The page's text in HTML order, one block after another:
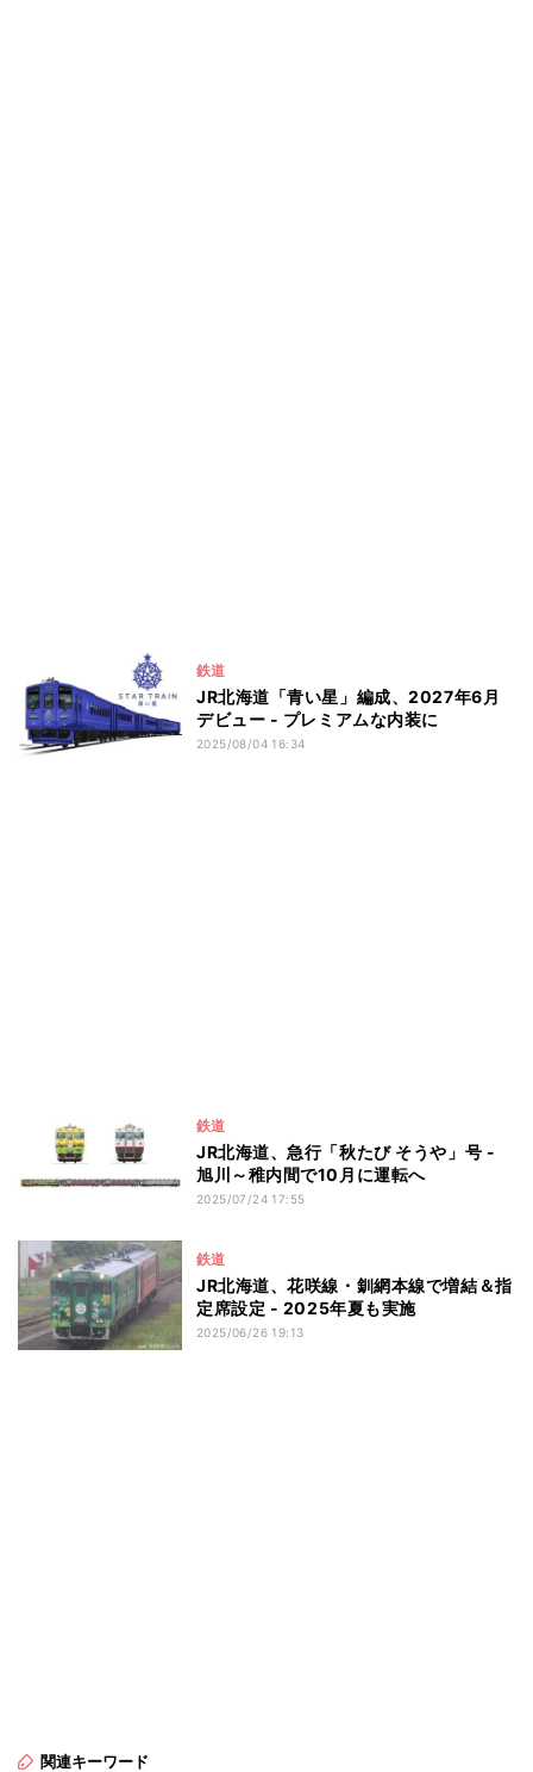
鉄道
JR北海道「青い星」編成、2027年6月
デビュー - プレミアムな内装に
2025/08/04 16:34
鉄道
JR北海道、急行「秋たび そうや」号 -
旭川～稚内間で10月に運転へ
2025/07/24 17:55
鉄道
JR北海道、花咲線・釧網本線で増結＆指
定席設定 - 2025年夏も実施
2025/06/26 19:13
関連キーワード